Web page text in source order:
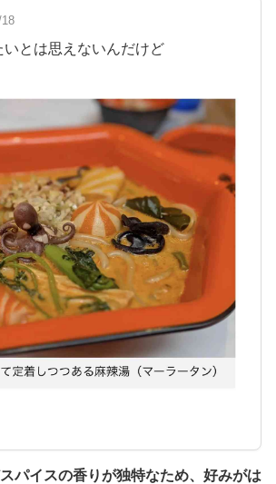
いとは思えないんだけど
パイスの香りが独特なため、好みがは